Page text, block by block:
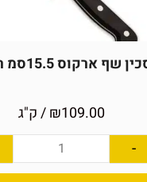
שף ארקוס 15.5סמ רחבה
₪109.00 / ק"ג
-